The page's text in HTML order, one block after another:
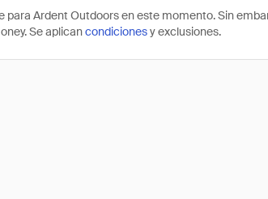
para Ardent Outdoors en este momento. Sin
Se aplicancondicionesy exclusiones.